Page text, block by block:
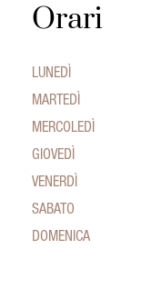
Orari
LUNEDÌ
MARTEDÌ
MERCOLEDÌ
GIOVEDÌ
VENERDÌ
SABATO
DOMENICA